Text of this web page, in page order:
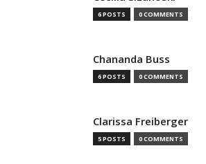
6 POSTS 0 COMMENTS
Chananda Buss
6 POSTS 0 COMMENTS
Clarissa Freiberger
5 POSTS 0 COMMENTS